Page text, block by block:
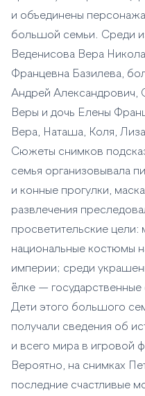
и объединены
большой семьи. Среди
Веденисова Вера
Францевна Базилева,
Андрей Александрович,
Веры и дочь Елены
Вера, Наташа, Коля, Лиза
Сюжеты снимков
семья организовывала
и конные прогулки,
развлечения
просветительские
национальные костюмы
империи; среди
ёлке — государственные
Дети этого большого
получали сведения об
и всего мира в игровой
Вероятно, на снимках
последние счастливые